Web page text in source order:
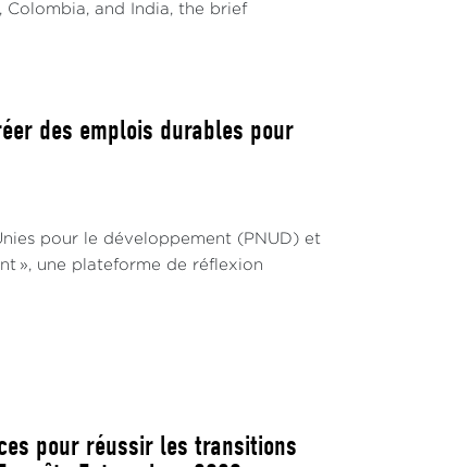
Colombia, and India, the brief
des emplois durables pour
pour le développement (PNUD) et
», une plateforme de réflexion
pour réussir les transitions